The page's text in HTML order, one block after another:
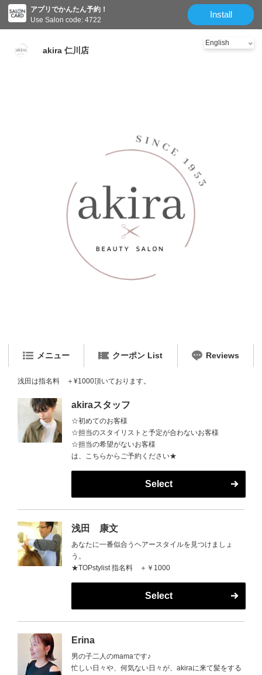
アプリでかんたん予約！
Use Salon code: 4722
Install
akira 仁川店
メニュー クーポン List Reviews
浅田は指名料 ＋¥1000頂いております。
akiraスタッフ
☆初めてのお客様
☆担当のスタイリストと予定が合わないお客様
☆担当の希望がないお客様
は、こちらからご予約ください★
Select
浅田 康文
あなたに一番似合うヘアースタイルを見つけましょ
う。
★TOPstylist 指名料 ＋￥1000
Select
Erina
男の子二人のmamaです♪
忙しい日々や、何気ない日々が、akiraに来て髪をする